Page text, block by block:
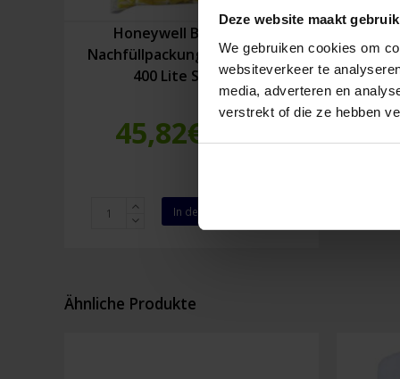
Deze website maakt
We gebruiken cookies om
websiteverkeer te
media, adverteren en
verstrekt of die ze hebben
Honeywell Bilsom 303L
Nachfüllpackung 200 Stück HS
400 Lite Spender
45,82€Inkl. MwSt.
Honeywell
Stück
In den Warenkorb
Ähnliche Produkte